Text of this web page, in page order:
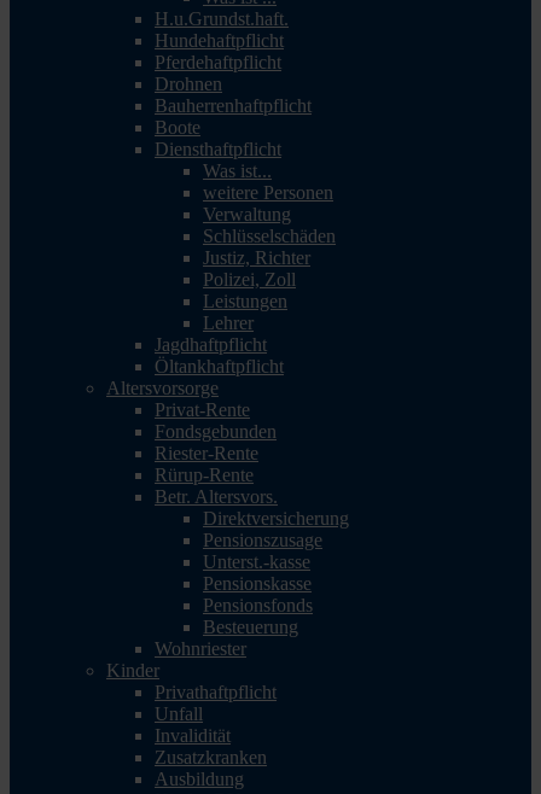
H.u.Grundst.haft.
Hundehaftpflicht
Pferdehaftpflicht
Drohnen
Bauherrenhaftpflicht
Boote
Diensthaftpflicht
Was ist...
weitere Personen
Verwaltung
Schlüsselschäden
Justiz, Richter
Polizei, Zoll
Leistungen
Lehrer
Jagdhaftpflicht
Öltankhaftpflicht
Altersvorsorge
Privat-Rente
Fondsgebunden
Riester-Rente
Rürup-Rente
Betr. Altersvors.
Direktversicherung
Pensionszusage
Unterst.-kasse
Pensionskasse
Pensionsfonds
Besteuerung
Wohnriester
Kinder
Privathaftpflicht
Unfall
Invalidität
Zusatzkranken
Ausbildung